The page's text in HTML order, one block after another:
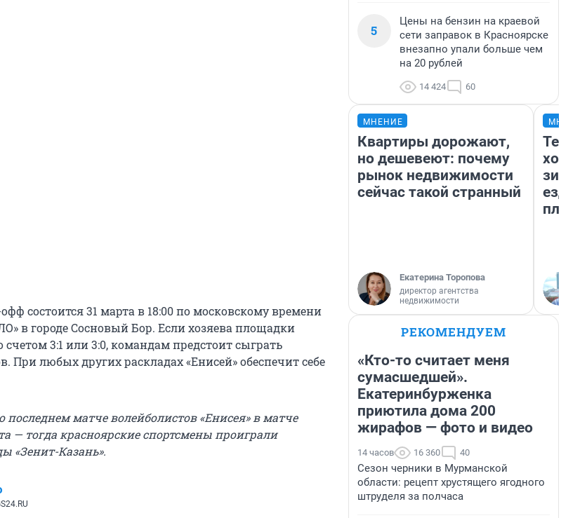
состоится 31 марта в 18:00 по московскому времени
в городе Сосновый Бор. Если хозяева площадки
счетом 3:1 или 3:0, командам предстоит сыграть
При любых других раскладах «Енисей» обеспечит себе
последнем матче волейболистов «Енисея» в матче
— тогда красноярские спортсмены проиграли
«Зенит-Казань».
5
Цены на бензин на краевой
сети заправок в Красноярске
внезапно упали больше чем
на 20 рублей
14 424 60
МНЕНИЕ
Квартиры дорожают,
но дешевеют: почему
рынок недвижимости
сейчас такой странный
Екатерина Торопова
директор агентства
недвижимости
ездит
РЕКОМЕНДУЕМ
«Кто-то считает меня
сумасшедшей».
Екатеринбурженка
приютила дома 200
жирафов — фото и видео
14 часов 16 360 40
Сезон черники в Мурманской
области: рецепт хрустящего ягодного
штруделя за полчаса